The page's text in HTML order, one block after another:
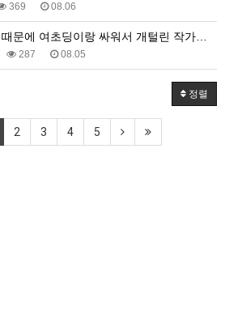
369 08.06
문에 여초딩이랑 싸워서 개털린 작가…
287 08.05
정렬
2 3 4 5